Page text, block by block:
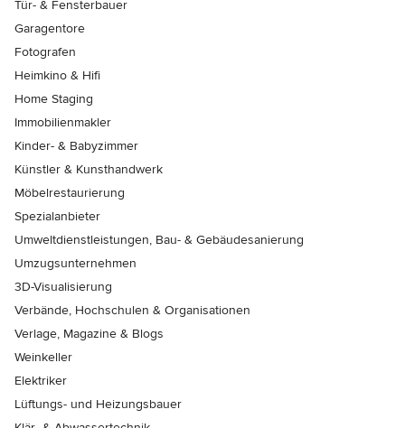
Tür- & Fensterbauer
Garagentore
Fotografen
Heimkino & Hifi
Home Staging
Immobilienmakler
Kinder- & Babyzimmer
Künstler & Kunsthandwerk
Möbelrestaurierung
Spezialanbieter
Umweltdienstleistungen, Bau- & Gebäudesanierung
Umzugsunternehmen
3D-Visualisierung
Verbände, Hochschulen & Organisationen
Verlage, Magazine & Blogs
Weinkeller
Elektriker
Lüftungs- und Heizungsbauer